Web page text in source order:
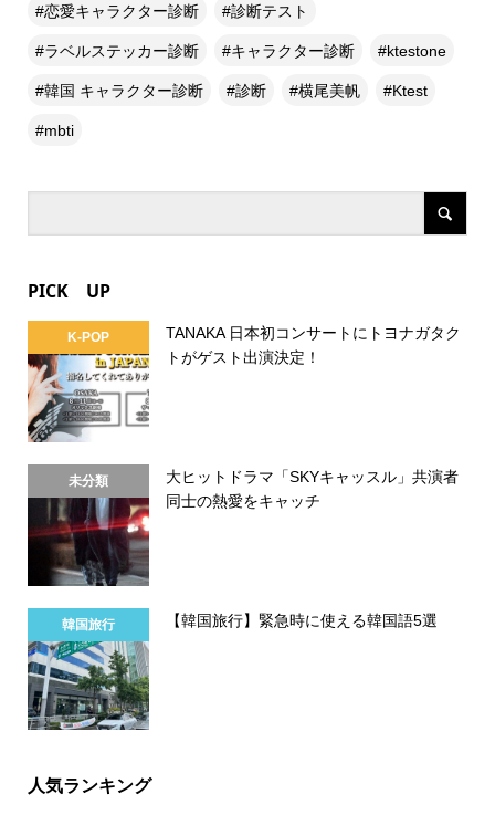
恋愛キャラクター診断 診断テスト
ラベルステッカー診断 キャラクター診断 ktestone
韓国 キャラクター診断 診断 横尾美帆 Ktest
mbti
PICK UP
K-POP
TANAKA 日本初コンサートにトヨナガタク
トがゲスト出演決定！
未分類
大ヒットドラマ「SKYキャッスル」共演者
同士の熱愛をキャッチ
韓国旅行 【韓国旅行】緊急時に使える韓国語5選
人気ランキング